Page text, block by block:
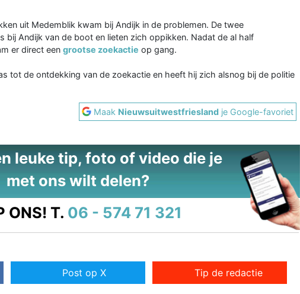
uit Medemblik kwam bij Andijk in de problemen. De twee
bij Andijk van de boot en lieten zich oppikken. Nadat de al half
er direct een grootse zoekactie op gang.
tot de ontdekking van de zoekactie en heeft hij zich alsnog bij de politie
Maak Nieuwsuitwestfriesland je Google-favoriet
leuke tip, foto of video die je
met ons wilt delen?
ONS! T. 06 - 574 71 321
Post op X Tip de redactie